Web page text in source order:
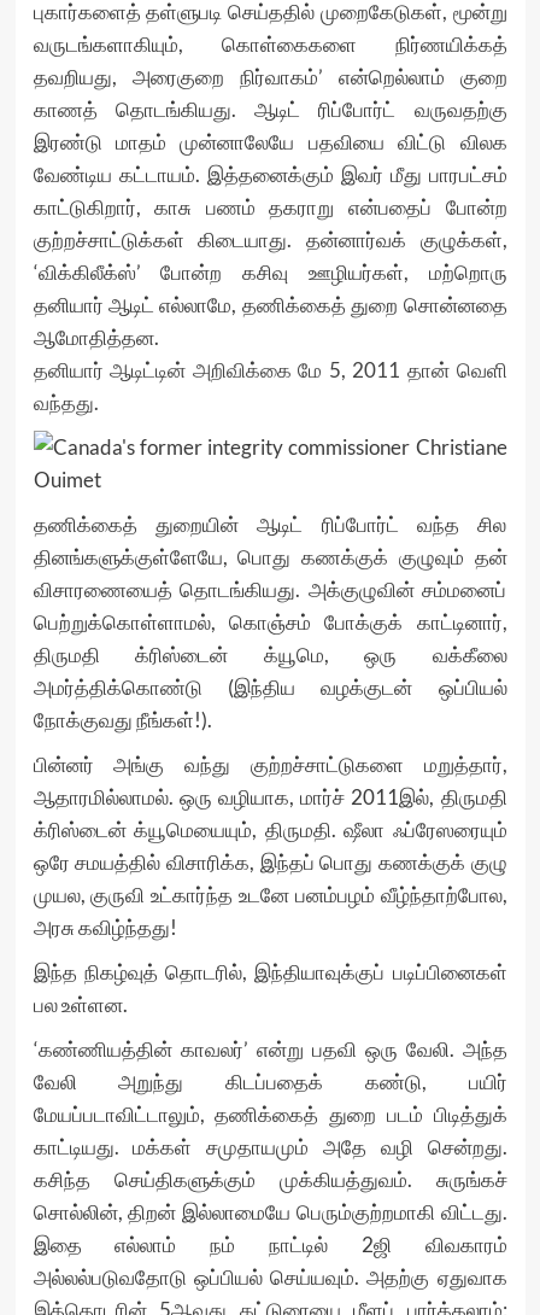
புகார்களைத் தள்ளுபடி செய்ததில் முறைகேடுகள், மூன்று
வருடங்களாகியும், கொள்கைகளை நிர்ணயிக்கத்
தவறியது, அரைகுறை நிர்வாகம்’ என்றெல்லாம் குறை
காணத் தொடங்கியது. ஆடிட் ரிப்போர்ட் வருவதற்கு
இரண்டு மாதம் முன்னாலேயே பதவியை விட்டு விலக
வேண்டிய கட்டாயம். இத்தனைக்கும் இவர் மீது பாரபட்சம்
காட்டுகிறார், காசு பணம் தகராறு என்பதைப் போன்ற
குற்றச்சாட்டுக்கள் கிடையாது. தன்னார்வக் குழுக்கள்,
‘விக்கிலீக்ஸ்’ போன்ற கசிவு ஊழியர்கள், மற்றொரு
தனியார் ஆடிட் எல்லாமே, தணிக்கைத் துறை சொன்னதை
ஆமோதித்தன.
தனியார் ஆடிட்டின் அறிவிக்கை மே 5, 2011 தான் வெளி
வந்தது.
தணிக்கைத் துறையின் ஆடிட் ரிப்போர்ட் வந்த சில
தினங்களுக்குள்ளேயே, பொது கணக்குக் குழுவும் தன்
விசாரணையைத் தொடங்கியது. அக்குழுவின் சம்மனைப்
பெற்றுக்கொள்ளாமல், கொஞ்சம் போக்குக் காட்டினார்,
திருமதி க்ரிஸ்டைன் க்யூமெ, ஒரு வக்கீலை
அமர்த்திக்கொண்டு (இந்திய வழக்குடன் ஒப்பியல்
நோக்குவது நீங்கள்!).
பின்னர் அங்கு வந்து குற்றச்சாட்டுகளை மறுத்தார்,
ஆதாரமில்லாமல். ஒரு வழியாக, மார்ச் 2011இல், திருமதி
க்ரிஸ்டைன் க்யூமெயையும், திருமதி. ஷீலா ஃப்ரேஸரையும்
ஒரே சமயத்தில் விசாரிக்க, இந்தப் பொது கணக்குக் குழு
முயல, குருவி உட்கார்ந்த உடனே பனம்பழம் வீழ்ந்தாற்போல,
அரசு கவிழ்ந்தது!
இந்த நிகழ்வுத் தொடரில், இந்தியாவுக்குப் படிப்பினைகள்
பல உள்ளன.
‘கண்ணியத்தின் காவலர்’ என்று பதவி ஒரு வேலி. அந்த
வேலி அறுந்து கிடப்பதைக் கண்டு, பயிர்
மேயப்படாவிட்டாலும், தணிக்கைத் துறை படம் பிடித்துக்
காட்டியது. மக்கள் சமுதாயமும் அதே வழி சென்றது.
கசிந்த செய்திகளுக்கும் முக்கியத்துவம். சுருங்கச்
சொல்லின், திறன் இல்லாமையே பெரும்குற்றமாகி விட்டது.
இதை எல்லாம் நம் நாட்டில் 2ஜி விவகாரம்
அல்லல்படுவதோடு ஒப்பியல் செய்யவும். அதற்கு ஏதுவாக
இத்தொடரின் 5ஆவது கட்டுரையை மீளப் பார்க்கலாம்;